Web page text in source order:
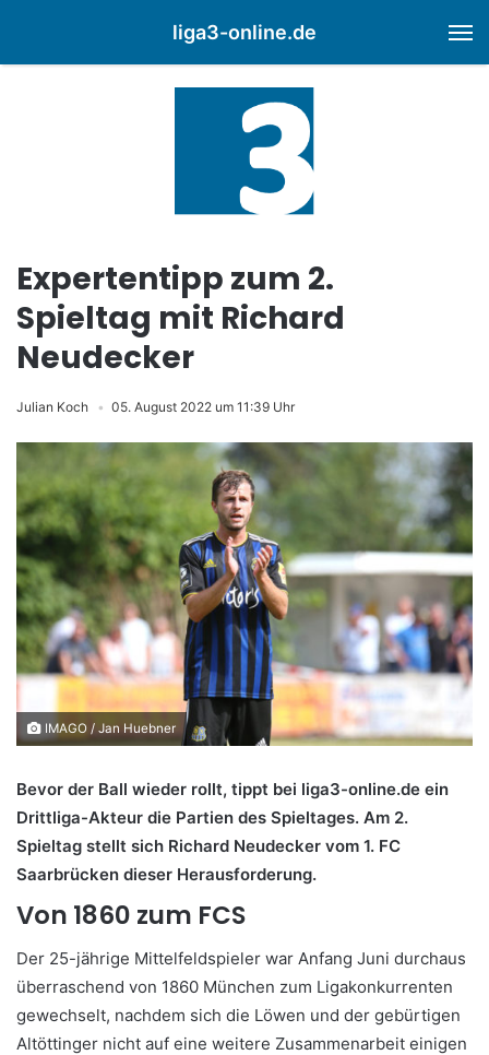
liga3-online.de
Expertentipp zum 2.
Spieltag mit Richard
Neudecker
Julian Koch 05. August 2022 um 11:39 Uhr
IMAGO / Jan Huebner
Bevor der Ball wieder rollt, tippt bei liga3-online.de ein
Drittliga-Akteur die Partien des Spieltages. Am 2.
Spieltag stellt sich Richard Neudecker vom 1. FC
Saarbrücken dieser Herausforderung.
Von 1860 zum FCS
Der 25-jährige Mittelfeldspieler war Anfang Juni durchaus
überraschend von 1860 München zum Ligakonkurrenten
gewechselt, nachdem sich die Löwen und der gebürtigen
Altöttinger nicht auf eine weitere Zusammenarbeit einigen